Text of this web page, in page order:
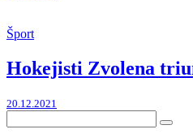
Šport
Hokejisti Zvolena
20.12.2021